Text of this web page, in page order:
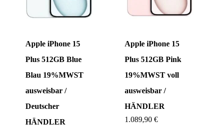
Apple iPhone 15
Plus 512GB Blue
Blau 19%MWST
ausweisbar /
Deutscher
HÄNDLER
Apple iPhone 15
Plus 512GB Pink
19%MWST voll
ausweisbar /
HÄNDLER
1.089,90€